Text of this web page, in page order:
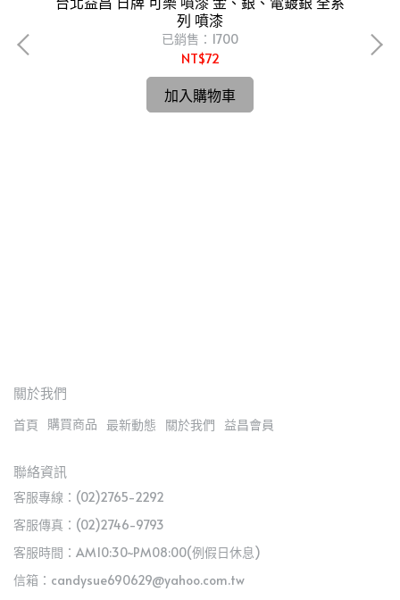
列 噴漆
已銷售：1700
NT$72
加入購物車
關於我們
首頁 購買商品 最新動態 關於我們 益昌會員
聯絡資訊
客服專線：(02)2765-2292
客服傳真：(02)2746-9793
客服時間：AM10:30~PM08:00(例假日休息)
信箱：candysue690629@yahoo.com.tw